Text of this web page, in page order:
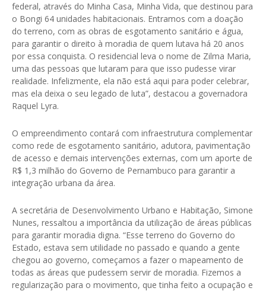
federal, através do Minha Casa, Minha Vida, que destinou para
o Bongi 64 unidades habitacionais. Entramos com a doação
do terreno, com as obras de esgotamento sanitário e água,
para garantir o direito à moradia de quem lutava há 20 anos
por essa conquista. O residencial leva o nome de Zilma Maria,
uma das pessoas que lutaram para que isso pudesse virar
realidade. Infelizmente, ela não está aqui para poder celebrar,
mas ela deixa o seu legado de luta”, destacou a governadora
Raquel Lyra.
O empreendimento contará com infraestrutura complementar
como rede de esgotamento sanitário, adutora, pavimentação
de acesso e demais intervenções externas, com um aporte de
R$ 1,3 milhão do Governo de Pernambuco para garantir a
integração urbana da área.
A secretária de Desenvolvimento Urbano e Habitação, Simone
Nunes, ressaltou a importância da utilização de áreas públicas
para garantir moradia digna. “Esse terreno do Governo do
Estado, estava sem utilidade no passado e quando a gente
chegou ao governo, começamos a fazer o mapeamento de
todas as áreas que pudessem servir de moradia. Fizemos a
regularização para o movimento, que tinha feito a ocupação e